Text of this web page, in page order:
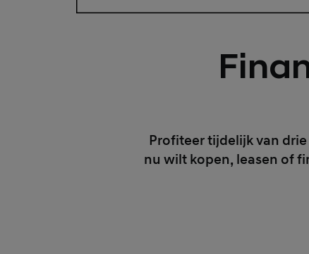
Profiteer tijdelijk van
nu wilt kopen, leasen of